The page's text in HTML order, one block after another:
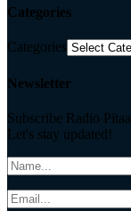
Categories
Categories
Newsletter
Subscribe Radio
Let's stay updated!